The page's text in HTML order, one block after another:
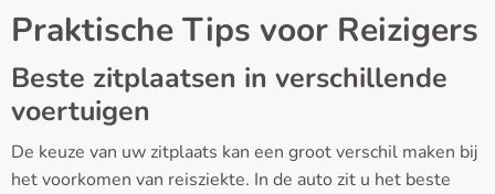
Praktische Tips voor Reizigers
Beste zitplaatsen in verschillende
voertuigen
De keuze van uw zitplaats kan een groot verschil maken bij
het voorkomen van reisziekte. In de auto zit u het beste